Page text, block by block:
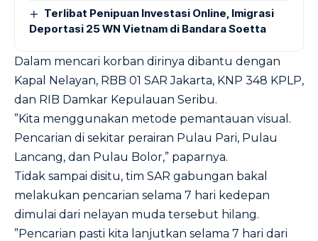
Terlibat Penipuan Investasi Online, Imigrasi
Deportasi 25 WN Vietnam di Bandara Soetta
‎Dalam mencari korban dirinya dibantu dengan
Kapal Nelayan, RBB 01 SAR Jakarta, KNP 348 KPLP,
dan RIB Damkar Kepulauan Seribu.
‎”Kita menggunakan metode pemantauan visual.
Pencarian di sekitar perairan Pulau Pari, Pulau
Lancang, dan Pulau Bolor,” paparnya.
‎Tidak sampai disitu, tim SAR gabungan bakal
melakukan pencarian selama 7 hari kedepan
dimulai dari nelayan muda tersebut hilang.
‎”Pencarian pasti kita lanjutkan selama 7 hari dari